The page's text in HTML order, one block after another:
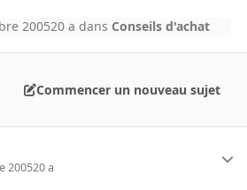
200520 a dans Conseils d'achat
Commencer un nouveau sujet
200520 a